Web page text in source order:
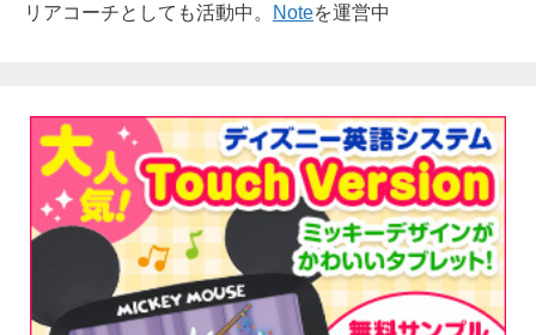
リアコーチとしても活動中。
Noteを運営中